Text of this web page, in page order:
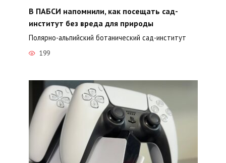
В ПАБСИ напомнили, как посещать сад-
институт без вреда для природы
Полярно-альпийский ботанический сад-институт
199